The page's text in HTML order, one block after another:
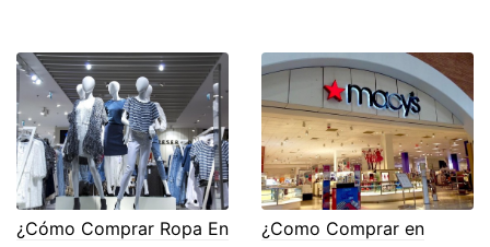
¿Cómo Comprar Ropa En
¿Como Comprar en